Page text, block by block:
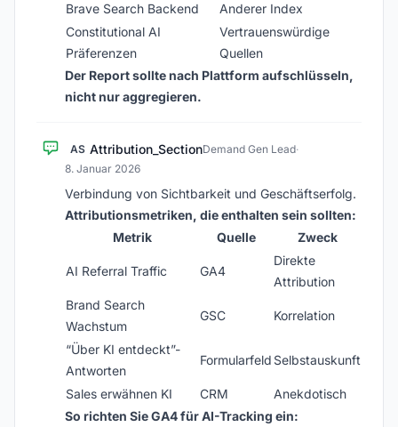
Brave Search Backend
Anderer Index
Constitutional AI
Präferenzen
Vertrauenswürdige
Quellen
Der Report sollte nach Plattform aufschlüsseln,
nicht nur aggregieren.
AS Attribution_SectionDemand Gen Lead·
8. Januar 2026
Verbindung von Sichtbarkeit und Geschäftserfolg.
Attributionsmetriken, die enthalten sein sollten:
Metrik
Quelle Zweck
AI Referral Traffic GA4
Direkte
Attribution
Brand Search
Wachstum
GSC Korrelation
“Über KI entdeckt”-
Antworten
Formularfeld Selbstauskunft
Sales erwähnen KI CRM
Anekdotisch
So richten Sie GA4 für AI-Tracking ein: